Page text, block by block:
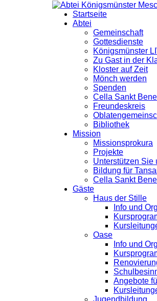
Startseite
Abtei
Gemeinschaft
Gottesdienste
Königsmünster
Zu Gast in der
Kloster auf Zeit
Mönch werden
Spenden
Cella Sankt
Freundeskreis
Bibliothek
Mission
Missionsprokura
Projekte
Unterstützen Sie
Bildung für
Cella Sankt
Gäste
Haus der Stille
Info und
Oase
Info und
Angebote
Jugendbildung